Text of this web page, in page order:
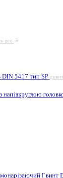
все
DIN 5417 тип SP
напівкруглою
Гвинт